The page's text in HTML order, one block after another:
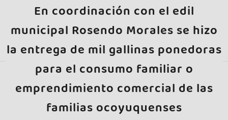
En coordinación con el edil
municipal Rosendo Morales se hizo
la entrega de mil gallinas ponedoras
para el consumo familiar o
emprendimiento comercial de las
familias ocoyuquenses